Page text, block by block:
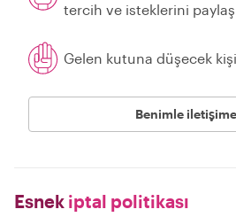
tercih ve isteklerini paylaş
Gelen kutuna düşecek
Benimle
Esnek iptal politikası